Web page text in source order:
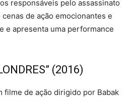
responsáveis pelo assassinato
de ação emocionantes e
e apresenta uma performance
(2016)
filme de ação dirigido por Babak